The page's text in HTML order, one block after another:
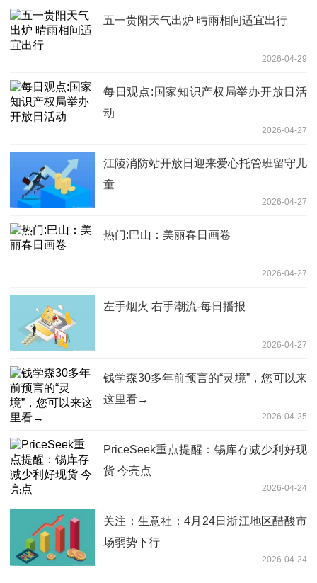
五一贵阳天气出炉 晴雨相间适宜出行
2026-04-29
每日观点:国家知识产权局举办开放日活
动
2026-04-27
江陵消防站开放日迎来爱心托管班留守儿
童
2026-04-27
热门:巴山：美丽春日画卷
2026-04-27
左手烟火 右手潮流-每日播报
2026-04-27
钱学森30多年前预言的“灵境”，您可以来
这里看→
2026-04-25
PriceSeek重点提醒：锡库存减少利好现
货 今亮点
2026-04-24
关注：生意社：4月24日浙江地区醋酸市
场弱势下行
2026-04-24